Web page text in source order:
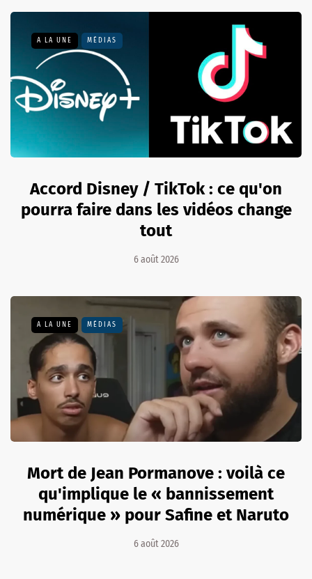
A LA UNE MÉDIAS
Accord Disney / TikTok : ce qu'on
pourra faire dans les vidéos change
tout
6 août 2026
A LA UNE MÉDIAS
Mort de Jean Pormanove : voilà ce
qu'implique le « bannissement
numérique » pour Safine et Naruto
6 août 2026